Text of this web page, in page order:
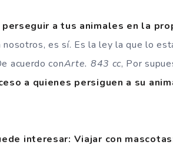
perseguir a tus animales en la
es sí. Es la ley la que lo
acuerdo conArte. 843 cc, Por
a quienes persiguen a su
interesar: Viajar con